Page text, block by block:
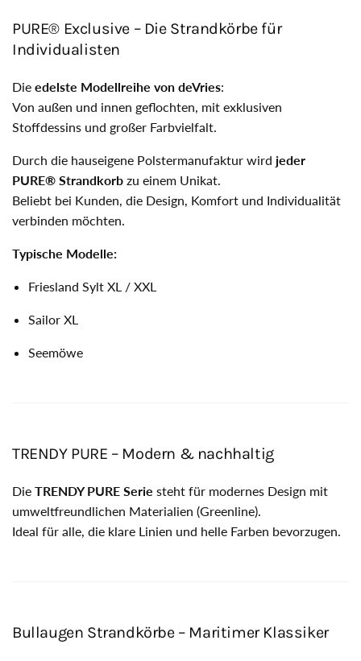
PURE® Exclusive – Die Strandkörbe für
Individualisten
Die edelste Modellreihe von deVries:
Von außen und innen geflochten, mit exklusiven
Stoffdessins und großer Farbvielfalt.
Durch die hauseigene Polstermanufaktur wird jeder
PURE® Strandkorb zu einem Unikat.
Beliebt bei Kunden, die Design, Komfort und Individualität
verbinden möchten.
Typische Modelle:
Friesland Sylt XL / XXL
Sailor XL
Seemöwe
TRENDY PURE – Modern & nachhaltig
Die TRENDY PURE Serie steht für modernes Design mit
umweltfreundlichen Materialien (Greenline).
Ideal für alle, die klare Linien und helle Farben bevorzugen.
Bullaugen Strandkörbe – Maritimer Klassiker